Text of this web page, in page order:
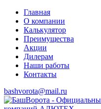
Главная
О компании
Калькулятор
Преимущества
Акции
Дилерам
Наши работы
Контакты
bashvorota@mail.ru